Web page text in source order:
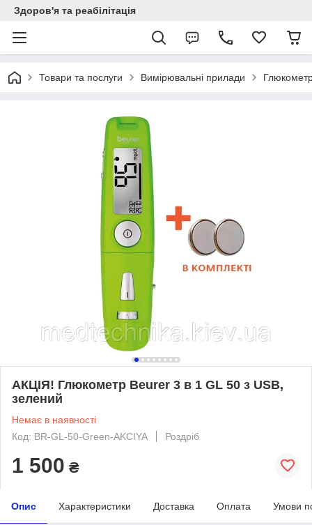
Здоров'я та реабілітація
Товари та послуги Вимірювальні прилади
АКЦІЯ! Глюкометр Beurer 3 в 1 GL 50 з USB,
зелений
Немає в наявності
Код: BR-GL-50-Green-AKCIYA
Роздріб
1 500 ₴
Опис Характеристики Доставка Оплата Умови